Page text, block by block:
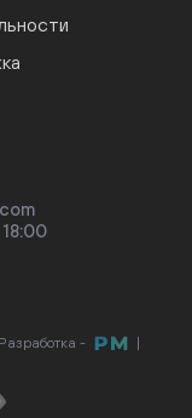
Разработка -